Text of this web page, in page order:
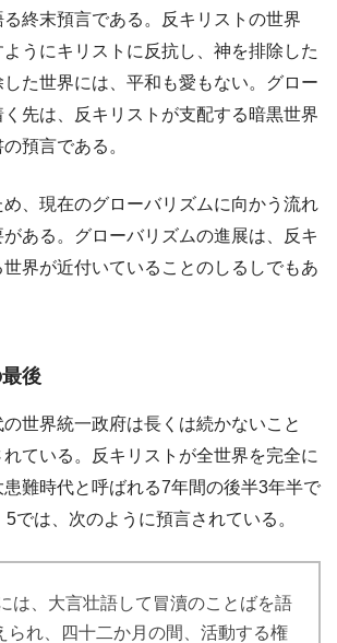
る終末預言である。反キリストの世界
うにキリストに反抗し、神を排除した
た世界には、平和も愛もない。グロー
先は、反キリストが支配する暗黒世界
預言である。
、現在のグローバリズムに向かう流れ
ある。グローバリズムの進展は、反キ
世界が近付いていることのしるしでもあ
後
世界統一政府は長くは続かないこと
ている。反キリストが全世界を完全に
難時代と呼ばれる7年間の後半3年半で
では、次のように預言されている。
は、大言壮語して冒瀆のことばを語
られ、四十二か月の間、活動する権